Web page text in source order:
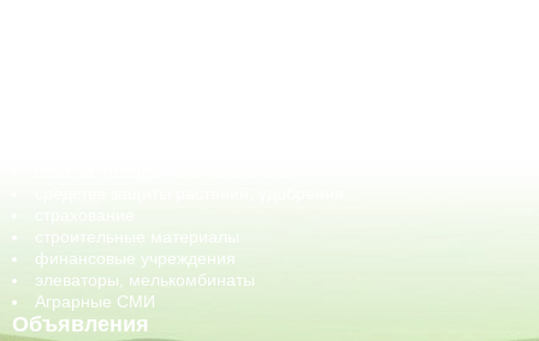
строительные материалы
финансовые учреждения
элеваторы, мелькомбинаты
Аграрные СМИ
Объявления